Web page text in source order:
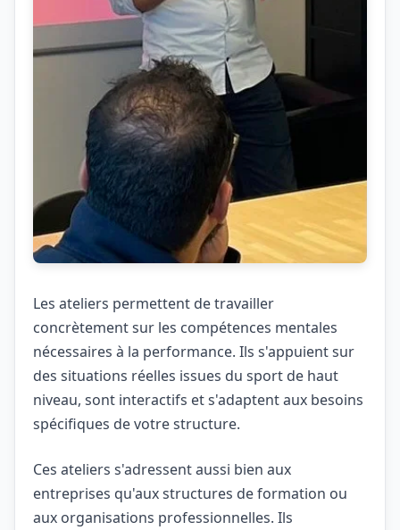
Les ateliers permettent de travailler
concrètement sur les compétences mentales
nécessaires à la performance. Ils s'appuient sur
des situations réelles issues du sport de haut
niveau, sont interactifs et s'adaptent aux besoins
spécifiques de votre structure.
Ces ateliers s'adressent aussi bien aux
entreprises qu'aux structures de formation ou
aux organisations professionnelles. Ils